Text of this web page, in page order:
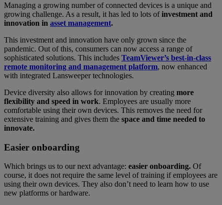
Managing a growing number of connected devices is a unique and
growing challenge. As a result, it has led to lots ofinvestment and
innovation in asset management.
This investment and innovation have only grown since the
pandemic. Out of this, consumers can now access a range of
sophisticated solutions. This includes TeamViewer’s best-in-class
remote monitoring and management platform, now enhanced
with integrated Lansweeper technologies.
Device diversity also allows for innovation by creating more
flexibility and speed in work. Employees are usually more
comfortable using their own devices. This removes the need for
extensive training and gives them the space and time needed to
innovate.
Easier onboarding
Which brings us to our next advantage: easier onboarding. Of
course, it does not require the same level of training if employees are
using their own devices. They also don’t need to learn how to use
new platforms or hardware.